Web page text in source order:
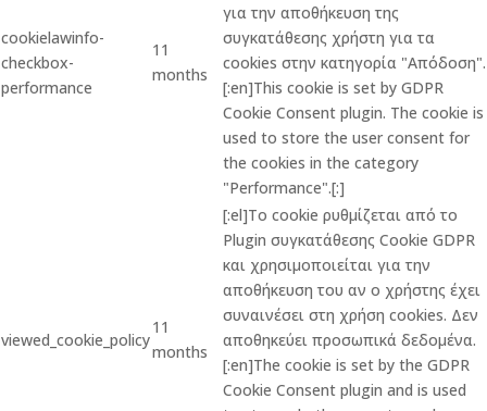
cookielawinfo-
checkbox-
performance
11
months
για την αποθήκευση της
συγκατάθεσης χρήστη για τα
cookies στην κατηγορία "Απόδοση".
[:en]This cookie is set by GDPR
Cookie Consent plugin. The cookie is
used to store the user consent for
the cookies in the category
"Performance".[:]
viewed_cookie_policy
11
months
[:el]Το cookie ρυθμίζεται από το
Plugin συγκατάθεσης Cookie GDPR
και χρησιμοποιείται για την
αποθήκευση του αν ο χρήστης έχει
συναινέσει στη χρήση cookies. Δεν
αποθηκεύει προσωπικά δεδομένα.
[:en]The cookie is set by the GDPR
Cookie Consent plugin and is used